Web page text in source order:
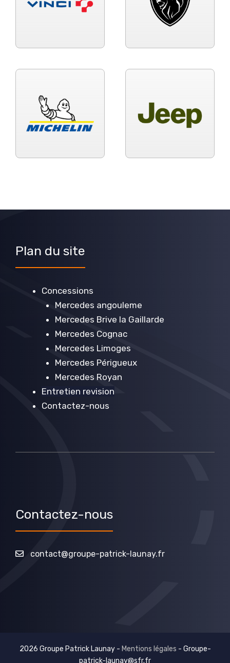
Plan du site
Concessions
Mercedes angouleme
Mercedes Brive la Gaillarde
Mercedes Cognac
Mercedes Limoges
Mercedes Périgueux
Mercedes Royan
Entretien revision
Contactez-nous
Contactez-nous
contact@groupe-patrick-launay.fr
2026 Groupe Patrick Launay - Mentions légales - Groupe-
patrick-launay@sfr.fr